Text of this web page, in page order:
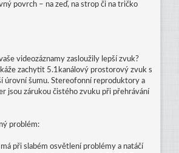
povrch – na zeď, na strop či na tričko
videozáznamy zasloužily lepší zvuk?
zachytit 5.1kanálový prostorový zvuk s
úrovní šumu. Stereofonní reproduktory a
jsou zárukou čistého zvuku při přehrávání
problém:
při slabém osvětlení problémy a natáčí